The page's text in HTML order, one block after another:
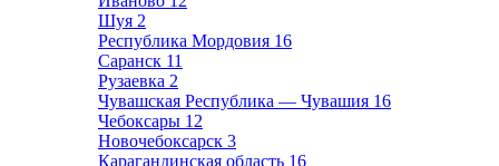
Шуя 2
Республика Мордовия 16
Саранск 11
Рузаевка 2
Чувашская Республика — Чувашия 16
Чебоксары 12
Новочебоксарск 3
Карагандинская область 16